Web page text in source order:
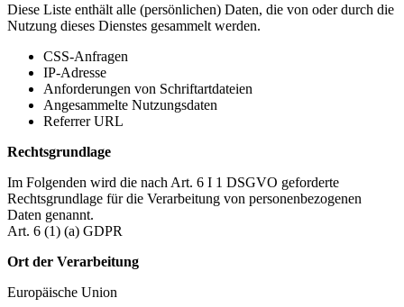
Diese Liste enthält alle (persönlichen) Daten, die von oder durch die
Nutzung dieses Dienstes gesammelt werden.
CSS-Anfragen
IP-Adresse
Anforderungen von Schriftartdateien
Angesammelte Nutzungsdaten
Referrer URL
Rechtsgrundlage
Im Folgenden wird die nach Art. 6 I 1 DSGVO geforderte
Rechtsgrundlage für die Verarbeitung von personenbezogenen
Daten genannt.
Art. 6 (1) (a) GDPR
Ort der Verarbeitung
Europäische Union